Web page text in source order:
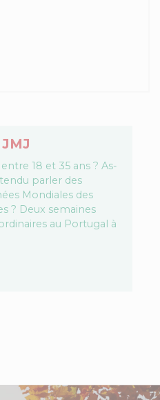
entre 18 et 35 ans ? As-
parler des
Mondiales des
? Deux semaines
au Portugal à